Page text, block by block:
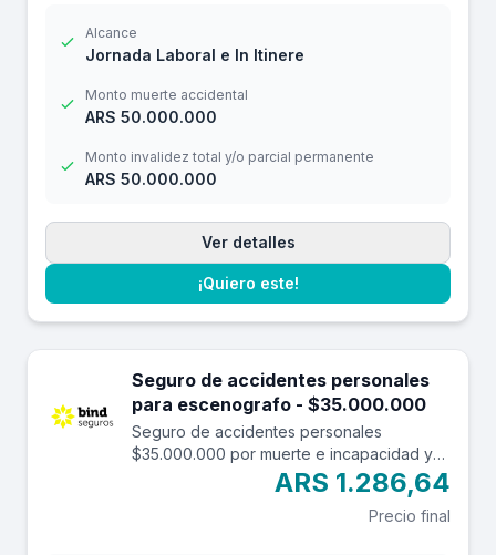
Alcance
Jornada Laboral e In Itinere
Monto muerte accidental
ARS 50.000.000
Monto invalidez total y/o parcial permanente
ARS 50.000.000
Ver detalles
¡Quiero este!
Seguro de accidentes personales
para escenografo - $35.000.000
Seguro de accidentes personales
$35.000.000 por muerte e incapacidad y
$3.500.000 por reembolso de gastos
médicos con una franquicia de $3.000.-
ARS 1.286,64
Precio final